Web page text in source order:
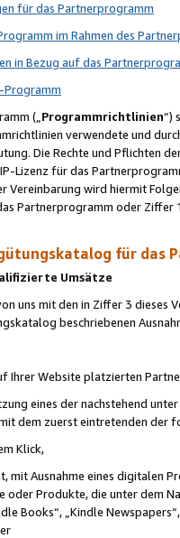
für das Partnerprogramm
im Rahmen des
in Bezug auf das
Programm
(„Programmrichtlinien“)
verwendete und
Die Rechte und Pflichten
Lizenz für das
Vereinbarung wird hiermit
Partnerprogramm oder
für das
Umsätze
uns mit den in Ziffer 3
beschriebenen
Ihrer Website platzierten
eines der nachstehend
dem zuerst eintretenden der
Klick,
Ausnahme eines digitalen
Produkte, die unter dem
Books“, „Kindle